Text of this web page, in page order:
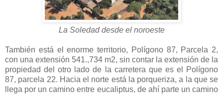
La Soledad desde el noroeste
También está el enorme territorio, Polígono 87, Parcela 2,
con una extensión 541.,734 m2, sin contar la extensión de la
propiedad del otro lado de la carretera que es el Polígono
87, parcela 22. Hacia el norte está la porqueriza, a la que se
llega por un camino entre eucaliptus, de ahí parte un camino